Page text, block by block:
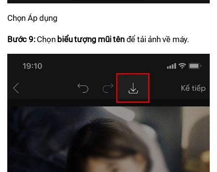
Chọn Áp dụng
Bước 9:Chọn biểu tượng mũi tênđể tải ảnh về máy.